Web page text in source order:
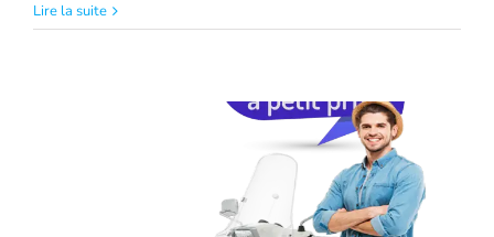
Lire la suiteQuelle assurance moto après résiliation